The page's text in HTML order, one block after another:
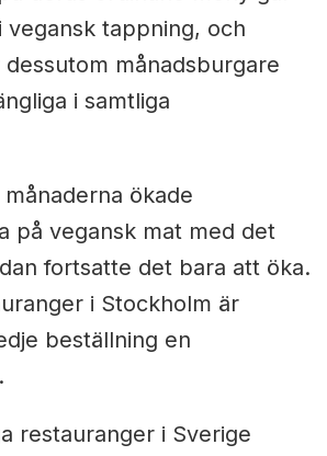
vegansk tappning, och
dessutom månadsburgare
i samtliga
ökade
på vegansk mat med det
fortsatte det bara att öka.
i Stockholm är
beställning en
restauranger i Sverige